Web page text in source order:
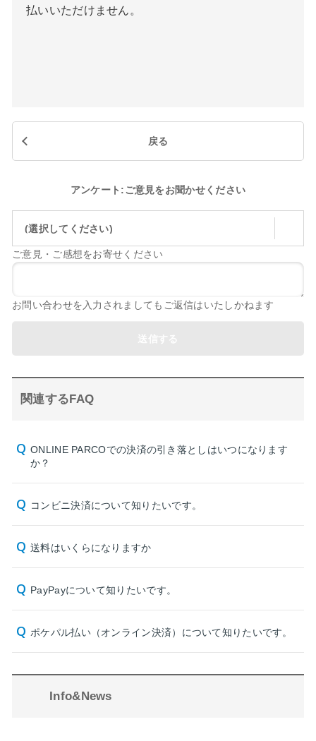
払いいただけません。
戻る
アンケート:ご意見をお聞かせください
(選択してください)
ご意見・ご感想をお寄せください
お問い合わせを入力されましてもご返信はいたしかねます
関連するFAQ
ONLINE PARCOでの決済の引き落としはいつになります
か？
コンビニ決済について知りたいです。
送料はいくらになりますか
PayPayについて知りたいです。
ポケパル払い（オンライン決済）について知りたいです。
Info&News